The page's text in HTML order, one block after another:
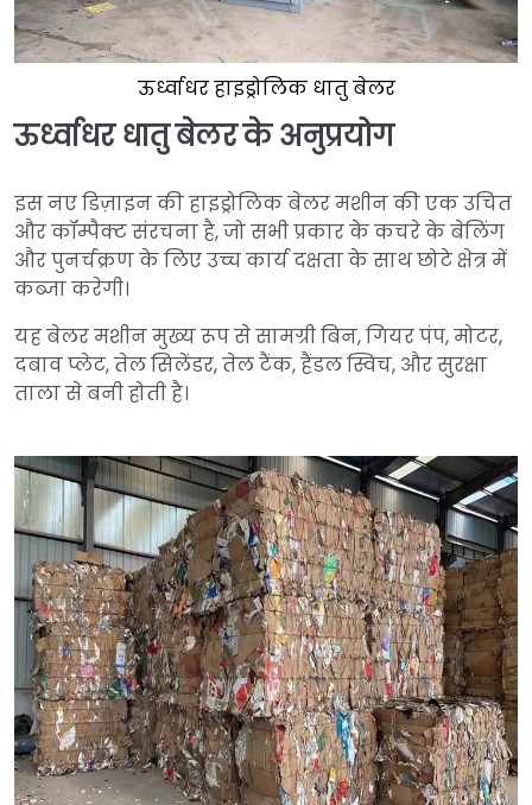
ऊर्ध्वाधर हाइड्रोलिक धातु बेलर
ऊर्ध्वाधर धातु बेलर के अनुप्रयोग
इस नए डिज़ाइन की हाइड्रोलिक बेलर मशीन की एक उचित
और कॉम्पैक्ट संरचना है, जो सभी प्रकार के कचरे के बेलिंग
और पुनर्चक्रण के लिए उच्च कार्य दक्षता के साथ छोटे क्षेत्र में
कब्जा करेगी।
यह बेलर मशीन मुख्य रूप से सामग्री बिन, गियर पंप, मोटर,
दबाव प्लेट, तेल सिलेंडर, तेल टैंक, हैंडल स्विच, और सुरक्षा
ताला से बनी होती है।